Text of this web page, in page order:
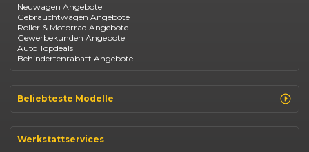
Neuwagen Angebote
Gebrauchtwagen Angebote
Roller & Motorrad Angebote
Gewerbekunden Angebote
Auto Topdeals
Behindertenrabatt Angebote
Beliebteste Modelle
Opel Corsa
Werkstattservices